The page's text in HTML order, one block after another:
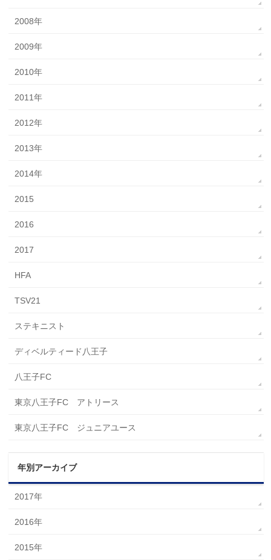
2008年
2009年
2010年
2011年
2012年
2013年
2014年
2015
2016
2017
HFA
TSV21
ステキニスト
ディベルティード八王子
八王子FC
東京八王子FC アトリース
東京八王子FC ジュニアユース
年別アーカイブ
2017年
2016年
2015年